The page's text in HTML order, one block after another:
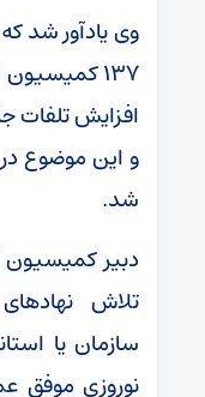
وی یادآور شد
۱۳۷
شد.
دبیر کمیسیون
تلاش
سازمان یا
نوروزی موفق